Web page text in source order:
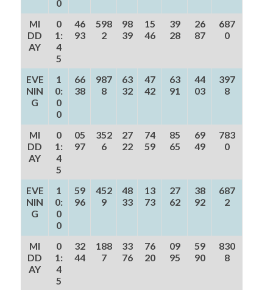
0
MI
DD
AY
0
1:
4
5
46
93
598
2
98
39
15
46
39
28
26
87
687
0
EVE
NIN
G
1
0:
0
0
66
38
987
8
63
32
47
42
63
91
44
03
397
8
MI
DD
AY
0
1:
4
5
05
97
352
6
27
22
74
59
85
65
69
49
783
0
EVE
NIN
G
1
0:
0
0
59
96
452
9
48
33
13
73
27
62
38
92
687
2
MI
DD
AY
0
1:
4
5
32
44
188
7
33
76
76
20
09
95
59
90
830
8